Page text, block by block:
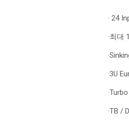
· 24
·최대
·3U
·TB /